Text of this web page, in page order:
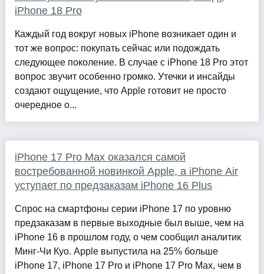
iPhone 18 Pro
Каждый год вокруг новых iPhone возникает один и
тот же вопрос: покупать сейчас или подождать
следующее поколение. В случае с iPhone 18 Pro этот
вопрос звучит особенно громко. Утечки и инсайды
создают ощущение, что Apple готовит не просто
очередное о...
iPhone 17 Pro Max оказался самой
востребованной новинкой Apple, а iPhone Air
уступает по предзаказам iPhone 16 Plus
Спрос на смартфоны серии iPhone 17 по уровню
предзаказам в первые выходные был выше, чем на
iPhone 16 в прошлом году, о чем сообщил аналитик
Минг-Чи Куо. Apple выпустила на 25% больше
iPhone 17, iPhone 17 Pro и iPhone 17 Pro Max, чем в